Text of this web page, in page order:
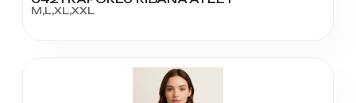
M,L,XL,XXL